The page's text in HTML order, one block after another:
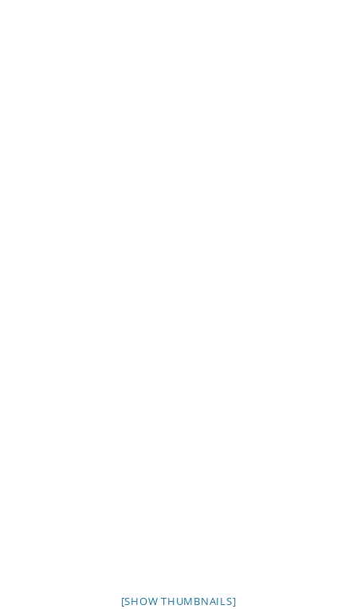
[SHOW THUMBNAILS]